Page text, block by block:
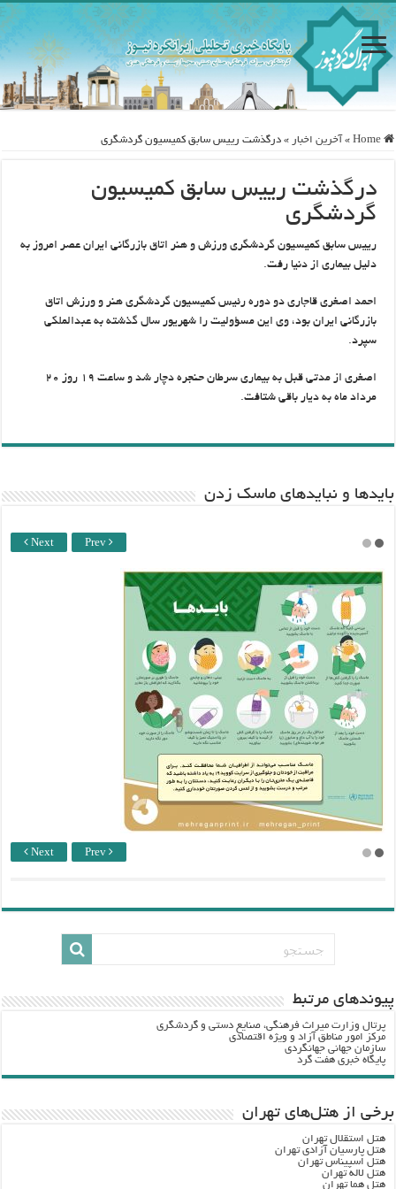
Home
» آخرین اخبار » درگذشت رییس سابق کمیسیون گردشگری
درگذشت رییس سابق کمیسیون
گردشگری
رییس سابق کمیسیون گردشگری ورزش و هنر اتاق بازرگانی‌ ایران عصر امروز به
دلیل بیماری از دنیا رفت.
احمد اصغری قاجاری دو دوره رئیس کمیسیون گردشگری هنر و ورزش اتاق
بازرگانی ایران بود، وی این مسؤولیت را شهریور سال گذشته به عبدالملکی
سپرد.
اصغری از مدتی قبل به بیماری سرطان حنجره دچار شد و ساعت ۱۹ روز ۲۰
مرداد ماه به دیار باقی شتافت.
باید‌ها و نبایدهای ماسک زدن
Next Prev
Next Prev
پيوندهاي مرتبط
پرتال وزارت ميراث فرهنگي، صنایع دستی و گردشگري
مرکز امور مناطق آزاد و ویژه اقتصادی
سازمان جهانی جهانگردی
پایگاه خبری هفت گرد
برخی از هتل‌های تهران
هتل استقلال تهران
هتل پارسیان آزادی تهران
هتل اسپیناس تهران
هتل لاله تهران
هتل هما تهران